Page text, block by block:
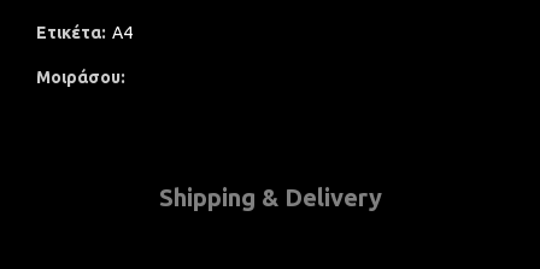
Ετικέτα: A4
Μοιράσου
Shipping & Delivery